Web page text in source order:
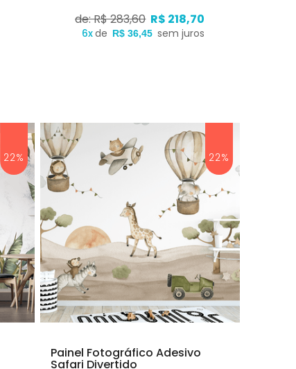
de: R$ 283,60 R$ 218,70
6xde R$ 36,45 sem juros
22% 22%
Painel Fotográfico Adesivo
Safari Divertido